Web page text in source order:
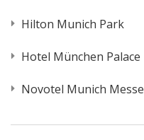
Hilton Munich Park
Hotel München Palace
Novotel Munich Messe